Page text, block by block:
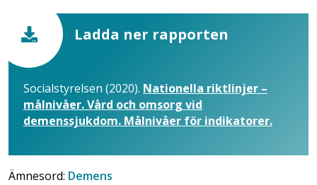
Ladda ner rapporten
Socialstyrelsen (2020). Nationella riktlinjer –
målnivåer. Vård och omsorg vid
demenssjukdom. Målnivåer för indikatorer.
Ämnesord: Demens